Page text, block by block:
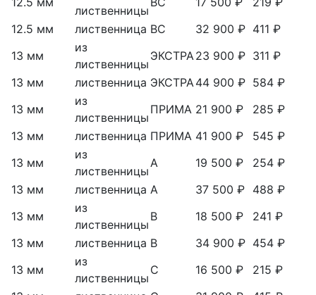
лиственницы
12.5 мм
лиственница ВС 32 900 ₽ 411 ₽
13 мм
из
лиственницы
ЭКСТРА23 900 ₽ 311 ₽
13 мм
лиственница ЭКСТРА44 900 ₽ 584 ₽
13 мм
из
лиственницы
ПРИМА 21 900 ₽
285 ₽
13 мм
лиственница ПРИМА 41 900 ₽
545 ₽
13 мм
из
лиственницы
А 19 500 ₽
254 ₽
13 мм
лиственница А 37 500 ₽ 488 ₽
13 мм
из
лиственницы
В 18 500 ₽
241 ₽
13 мм
лиственница В 34 900 ₽ 454 ₽
13 мм
из
лиственницы
С 16 500 ₽
215 ₽